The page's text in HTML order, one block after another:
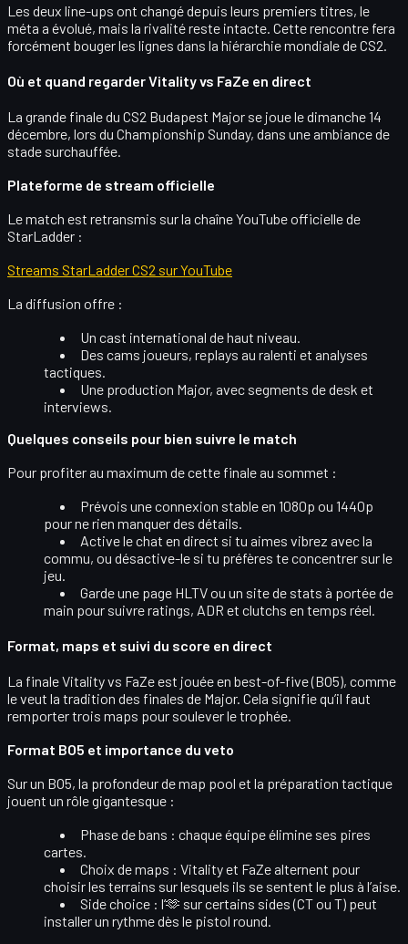
Les deux line-ups ont changé depuis leurs premiers titres, le
méta a évolué, mais la rivalité reste intacte. Cette rencontre fera
forcément bouger les lignes dans la hiérarchie mondiale de CS2.
Où et quand regarder Vitality vs FaZe en direct
La grande finale du CS2 Budapest Major se joue ledimanche 14
décembre, lors du Championship Sunday, dans une ambiance de
stade surchauffée.
Plateforme de stream officielle
Le match est retransmis sur la chaîne YouTube officielle de
StarLadder :
Streams StarLadder CS2 sur YouTube
La diffusion offre :
Un cast international de haut niveau.
Des cams joueurs, replays au ralenti et analyses
tactiques.
Une production Major, avec segments de desk et
interviews.
Quelques conseils pour bien suivre le match
Pour profiter au maximum de cette finale au sommet :
Prévois une connexion stable en 1080p ou 1440p
pour ne rien manquer des détails.
Active lechat en direct si tu aimes vibrez avec la
commu, ou désactive-le si tu préfères te concentrer sur le
jeu.
Garde une page HLTV ou un site de stats à portée de
main pour suivreratings, ADR et clutchs en temps réel.
Format, maps et suivi du score en direct
La finale Vitality vs FaZe est jouée en best-of-five (BO5), comme
le veut la tradition des finales de Major. Cela signifie qu’il faut
remportertrois maps pour soulever le trophée.
Format BO5 et importance du veto
Sur un BO5, la profondeur de map pool et la préparation tactique
jouent un rôle gigantesque :
Phase de bans : chaque équipe élimine ses pires
cartes.
Choix de maps : Vitality et FaZe alternent pour
choisir les terrains sur lesquels ils se sentent le plus à l’aise.
Side choice : l’🫶 sur certains sides (CT ou T) peut
installer un rythme dès le pistol round.